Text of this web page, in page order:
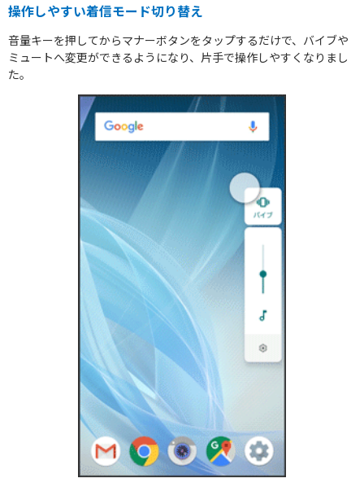
操作しやすい着信モード切り替え
音量キーを押してからマナーボタンをタップするだけで、バイブや
ミュートへ変更ができるようになり、片手で操作しやすくなりまし
た。